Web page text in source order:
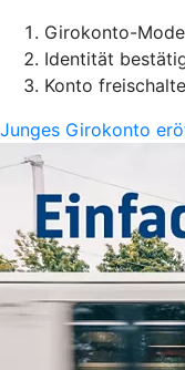
Girokonto-
Identität
Konto
Junges Girokonto